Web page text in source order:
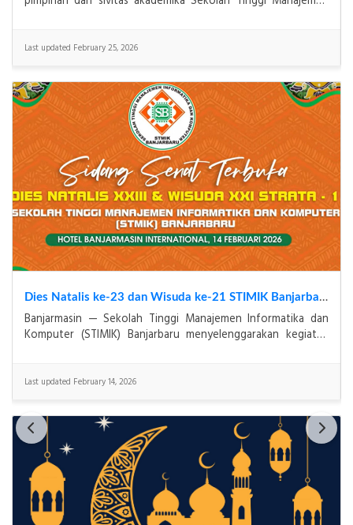
Last updated February 25, 2026
Dies Natalis ke-23 dan Wisuda ke-21 STIMIK Banjarbaru Tahun 2026 : Refleksi Mutu Baik Sekali sebagai Komitmen STIMIK Banjarbaru dalam Mencetak Generasi Digital yang Kompeten dan Berkarakter
Banjarmasin — Sekolah Tinggi Manajemen Informatika dan
Komputer (STIMIK) Banjarbaru menyelenggarakan kegiatan
Last updated February 14, 2026